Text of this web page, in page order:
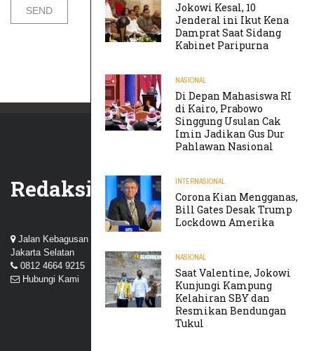
Jokowi Kesal, 10
Jenderal ini Ikut Kena
Damprat Saat Sidang
Kabinet Paripurna
NASIONAL
Di Depan Mahasiswa RI
di Kairo, Prabowo
Singgung Usulan Cak
Imin Jadikan Gus Dur
Pahlawan Nasional
INTERNASIONAL
Corona Kian Mengganas,
Bill Gates Desak Trump
Lockdown Amerika
NASIONAL
Saat Valentine, Jokowi
Kunjungi Kampung
Kelahiran SBY dan
Resmikan Bendungan
Tukul
Redaksi
Jalan Kebagusan III, Perum Nuansa Kebagusan, Pasar Minggu,
Jakarta Selatan
0812 4664 9215
Hubungi Kami